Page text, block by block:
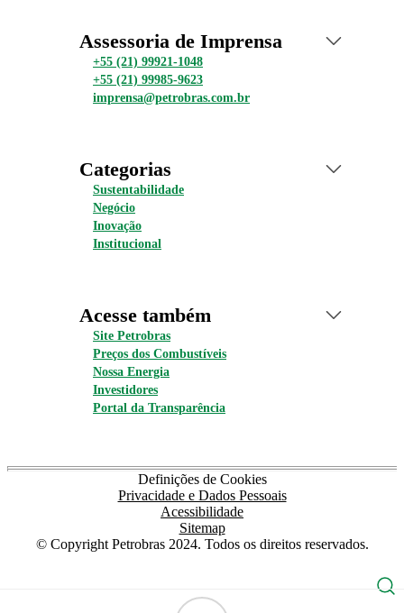
Assessoria de Imprensa
+55 (21) 99921-1048
+55 (21) 99985-9623
imprensa@petrobras.com.br
Categorias
Sustentabilidade
Negócio
Inovação
Institucional
Acesse também
Site Petrobras
Preços dos Combustíveis
Nossa Energia
Investidores
Portal da Transparência
Definições de Cookies
Privacidade e Dados Pessoais
Acessibilidade
Sitemap
© Copyright Petrobras 2024. Todos os direitos reservados.